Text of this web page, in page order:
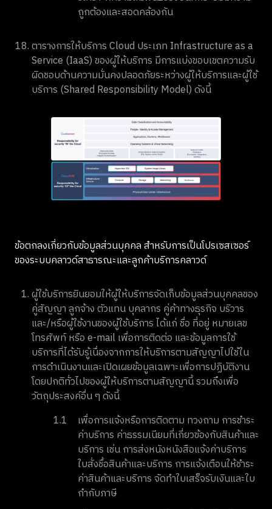
ถูกต้องและสอดคล้องกัน
ตารางการให้บริการ Cloud ประเภท Infrastructure as a
Service (IaaS) ของผู้ให้บริการ มีการแบ่งขอบเขตความรับ
ผิดชอบด้านความมั่นคงปลอดภัยระหว่างผู้ให้บริการและผู้ใช้
บริการ (Shared Responsibility Model) ดังนี้
ข้อตกลงเกี่ยวกับข้อมูลส่วนบุคคล สำหรับการเป็นโปรเซสเซอร์
ของระบบคลาวด์สาธารณะและลูกค้าบริการคลาวด์
ผู้ใช้บริการยินยอมให้ผู้ให้บริการจัดเก็บข้อมูลส่วนบุคคลของ
คู่สัญญา ลูกจ้าง ตัวแทน บุคลากร คู่ค้าทางธุรกิจ บริวาร
และ/หรือผู้ใช้งานของผู้ใช้บริการ ได้แก่ ชื่อ ที่อยู่ หมายเลข
โทรศัพท์ หรือ e-mail เพื่อการติดต่อ และข้อมูลการใช้
บริการที่ได้รับรู้เนื่องจากการให้บริการตามสัญญาไปใช้ใน
การดำเนินงานและเปิดเผยข้อมูลเฉพาะเพื่อการปฏิบัติงาน
โดยปกติทั่วไปของผู้ให้บริการตามสัญญานี้ รวมถึงเพื่อ
วัตถุประสงค์อื่น ๆ ดังนี้
1.1
เพื่อการแจ้งหรือการติดตาม ทวงถาม การชำระ
ค่าบริการ ค่าธรรมเนียมที่เกี่ยวข้องกับสินค้าและ
บริการ เช่น การส่งหนังหนังสือแจ้งค่าบริการ
ใบสั่งชื้อสินค้าและบริการ การแจ้งเตือนให้ชำระ
ค่าสินค้าและบริการ จัดทำใบเสร็จรับเงินและใบ
กำกับภาษี